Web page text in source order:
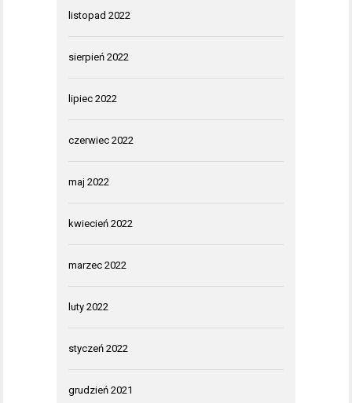
listopad 2022
sierpień 2022
lipiec 2022
czerwiec 2022
maj 2022
kwiecień 2022
marzec 2022
luty 2022
styczeń 2022
grudzień 2021